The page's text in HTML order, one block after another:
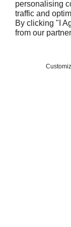
substrat
apparaît
personalising
traffic and
By clicking "I
from our